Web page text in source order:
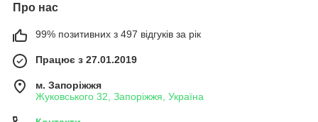
Про нас
99% позитивних з 497 відгуків за рік
Працює з 27.01.2019
м. Запоріжжя
Жуковського 32, Запоріжжя, Україна